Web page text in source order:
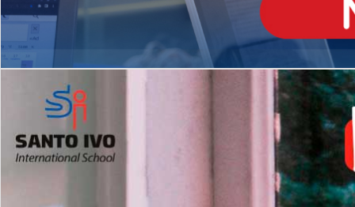
Matrículas Abertas 2026
2º AO 5º ANO FUNDAMENTAL